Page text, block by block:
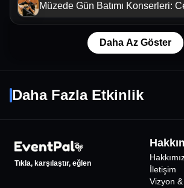
Müzede Gün Batımı Konserleri:
Flamenko Quartet
Daha Az Göster
Daha Fazla Etkinlik
Ankara• Masterpiece Ümitköy
Tıkla, karşılaştır, eğlen
İletişim
Vizyon